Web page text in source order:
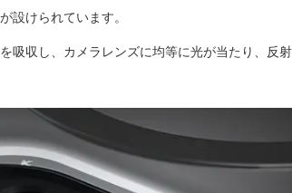
設けられています。
収し、カメラレンズに均等に光が当たり、反射